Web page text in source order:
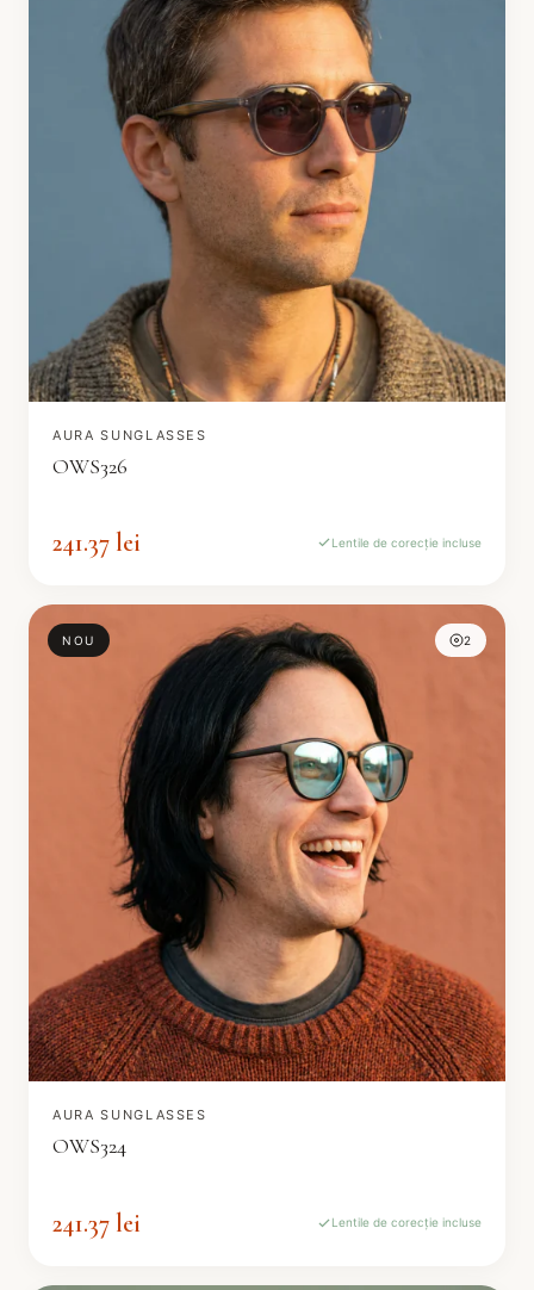
AURA SUNGLASSES
OWS326
241.37 lei Lentile de corecție incluse
NOU 2
AURA SUNGLASSES
OWS324
241.37 lei Lentile de corecție incluse